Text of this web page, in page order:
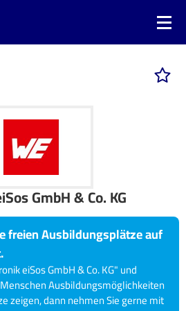
GmbH & Co. KG
freien Ausbildungsplätze auf
eiSos GmbH & Co. KG" und
Ausbildungsmöglichkeiten
zeigen, dann nehmen Sie gerne mit